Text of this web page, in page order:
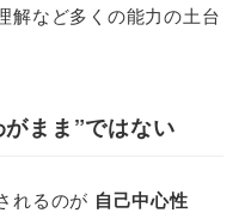
解など多くの能力の土台
まま”ではない
れるのが 自己中心性